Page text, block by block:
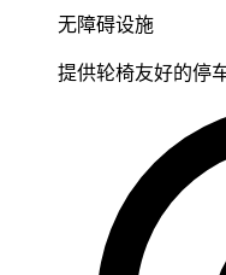
无障碍设施
提供轮椅友好的停